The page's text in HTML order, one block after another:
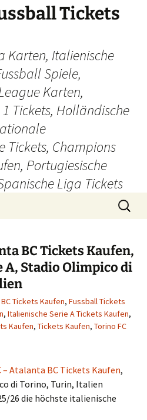
Tickets
Karten, Italienische
Spiele,
Karten,
Tickets, Holländische
Tickets, Champions
Portugiesische
Liga Tickets
Search
for:
BC Tickets Kaufen,
A, Stadio Olimpico di
Tickets Kaufen, Fussball Tickets
, Italienische Serie A Tickets Kaufen,
Kaufen, Tickets Kaufen, Torino FC
– Atalanta BC Tickets Kaufen,
di Torino, Turin, Italien
26 die höchste italienische